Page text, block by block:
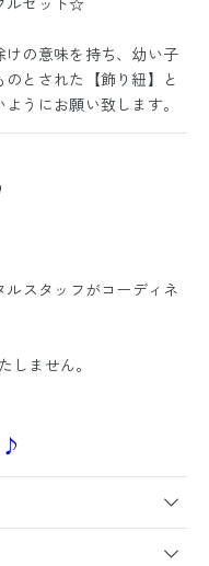
の意味を持ち、幼い子
とされた【飾り紐】と
うにお願い致します。
スタッフがコーディネ
しません。